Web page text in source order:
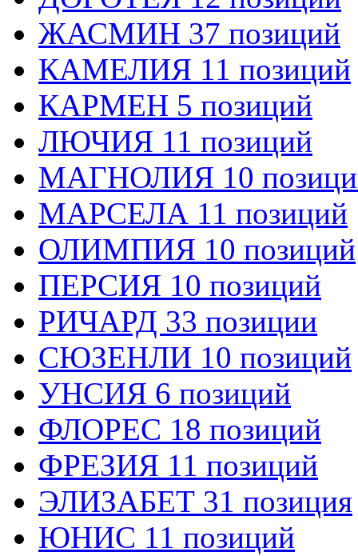
ЖАСМИН 37 позиций
КАМЕЛИЯ 11 позиций
КАРМЕН 5 позиций
ЛЮЧИЯ 11 позиций
МАГНОЛИЯ 10
МАРСЕЛА 11 позиций
ОЛИМПИЯ 10 позиций
ПЕРСИЯ 10 позиций
РИЧАРД 33 позиции
СЮЗЕНЛИ 10 позиций
УНСИЯ 6 позиций
ФЛОРЕС 18 позиций
ФРЕЗИЯ 11 позиций
ЭЛИЗАБЕТ 31 позиция
ЮНИС 11 позиций